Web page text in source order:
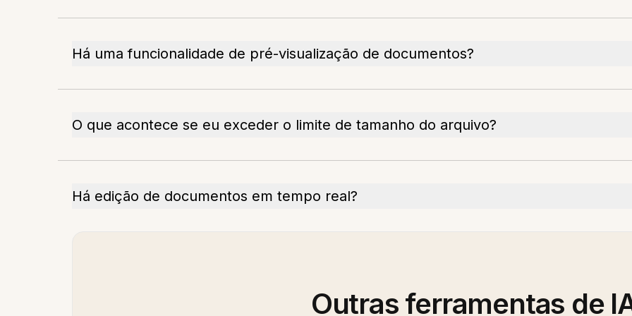
Há uma funcionalidade de pré-visualização de documentos?
O que acontece se eu exceder o limite de tamanho do arquivo?
Há edição de documentos em tempo real?
Outras ferramentas de